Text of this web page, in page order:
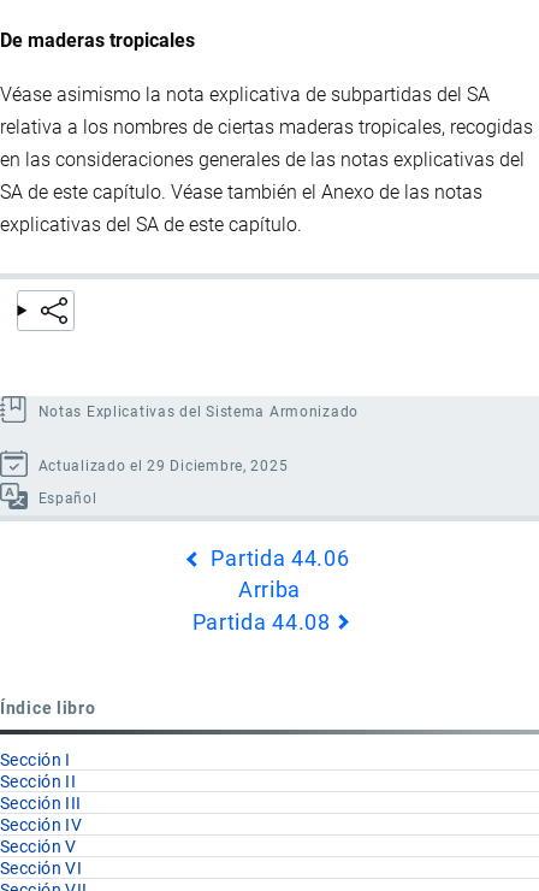
De maderas tropicales
Véase asimismo la nota explicativa de subpartidas del SA
relativa a los nombres de ciertas maderas tropicales, recogidas
en las consideraciones generales de las notas explicativas del
SA de este capítulo. Véase también el Anexo de las notas
explicativas del SA de este capítulo.
Notas Explicativas del Sistema Armonizado
Actualizado el 29 Diciembre, 2025
Español
44.07
Partida 44.06
Arriba
Partida 44.08
Índice libro
Sección I
Sección II
Sección III
Sección IV
Sección V
Sección VI